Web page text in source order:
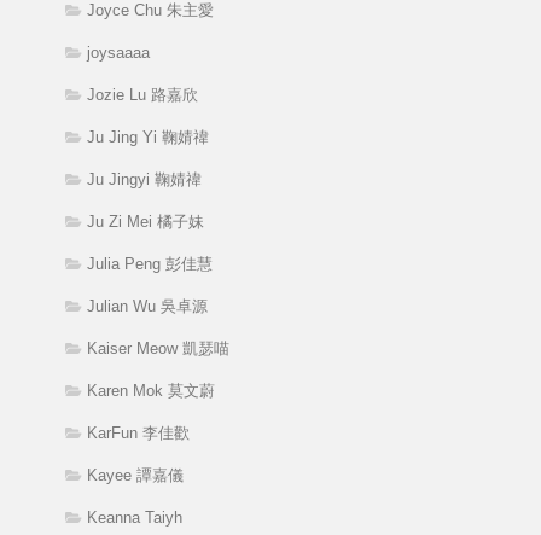
Joyce Chu 朱主愛
joysaaaa
Jozie Lu 路嘉欣
Ju Jing Yi 鞠婧禕
Ju Jingyi 鞠婧禕
Ju Zi Mei 橘子妹
Julia Peng 彭佳慧
Julian Wu 吳卓源
Kaiser Meow 凱瑟喵
Karen Mok 莫文蔚
KarFun 李佳歡
Kayee 譚嘉儀
Keanna Taiyh